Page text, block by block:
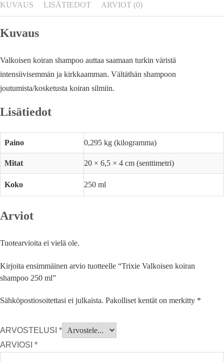
KUVAUS LISÄTIEDOT ARVIOT (0)
Kuvaus
Valkoisen koiran shampoo auttaa saamaan turkin väristä
intensiivisemmän ja kirkkaamman. Vältäthän shampoon
joutumista/kosketusta koiran silmiin.
Lisätiedot
Paino 0,295 kg (kilogramma)
Mitat 20 × 6,5 × 4 cm (senttimetri)
Koko 250 ml
Arviot
Tuotearvioita ei vielä ole.
Kirjoita ensimmäinen arvio tuotteelle “Trixie Valkoisen koiran
shampoo 250 ml”
Sähköpostiosoitettasi ei julkaista. Pakolliset kentät on merkitty *
ARVOSTELUSI *
ARVIOSI *